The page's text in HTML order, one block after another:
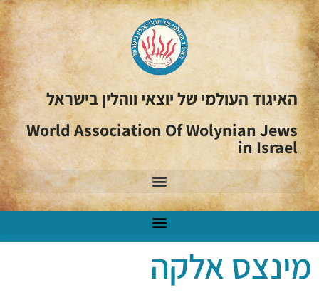
האיגוד העולמי של יוצאי ווהלין בישראל
World Association Of Wolynian Jews
in Israel
מינצס אלקה